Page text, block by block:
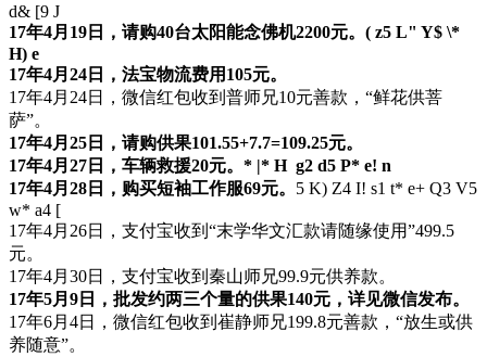
d& [9 J
17年4月19日，请购40台太阳能念佛机2200元。 ( z5 L" Y$ \*
H) e
17年4月24日，法宝物流费用105元。
17年4月24日，微信红包收到普师兄10元善款，“鲜花供菩
萨”。
17年4月25日，请购供果101.55+7.7=109.25元。
17年4月27日，车辆救援20元。 * |* H g2 d5 P* e! n
17年4月28日，购买短袖工作服69元。 5 K) Z4 I! s1 t* e+ Q3 V5
w* a4 [
17年4月26日，支付宝收到“末学华文汇款请随缘使用”499.5
元。
17年4月30日，支付宝收到秦山师兄99.9元供养款。
17年5月9日，批发约两三个量的供果140元，详见微信发布。
17年6月4日，微信红包收到崔静师兄199.8元善款，“放生或供
养随意”。